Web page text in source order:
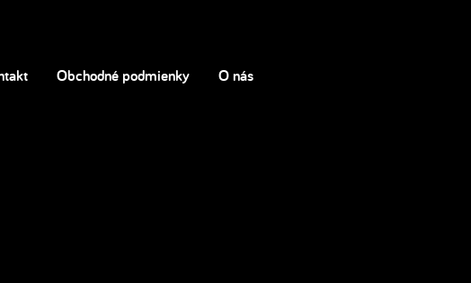
Obchodné podmienky O nás